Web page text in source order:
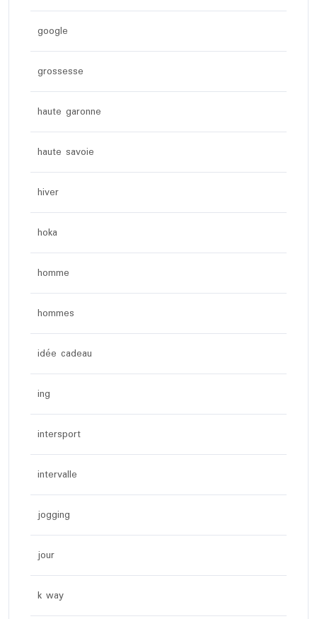
google
grossesse
haute garonne
haute savoie
hiver
hoka
homme
hommes
idée cadeau
ing
intersport
intervalle
jogging
jour
k way